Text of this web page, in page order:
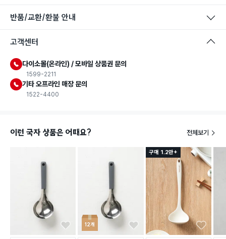
반품/교환/환불 안내
고객센터
다이소몰(온라인) / 모바일 상품권 문의
1599-2211
기타 오프라인 매장 문의
1522-4400
이런 국자 상품은 어때요? 전체보기
12개
구매 1.2만+